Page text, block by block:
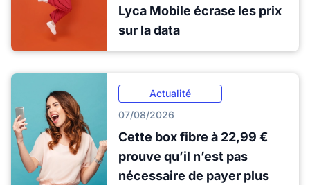
Lyca Mobile écrase les prix
sur la data
Actualité
07/08/2026
Cette box fibre à 22,99 €
prouve qu’il n’est pas
nécessaire de payer plus